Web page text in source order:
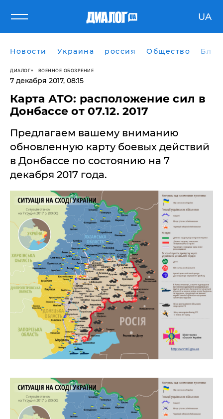
UA
Новости Украина россия Общество
ДИАЛОГ ВОЕННОЕ ОБОЗРЕНИЕ
7 декабря 2017, 08:15
Карта АТО: расположение сил в
Донбассе от 07.12. 2017
Предлагаем вашему вниманию
обновленную карту боевых действий
в Донбассе по состоянию на 7
декабря 2017 года.